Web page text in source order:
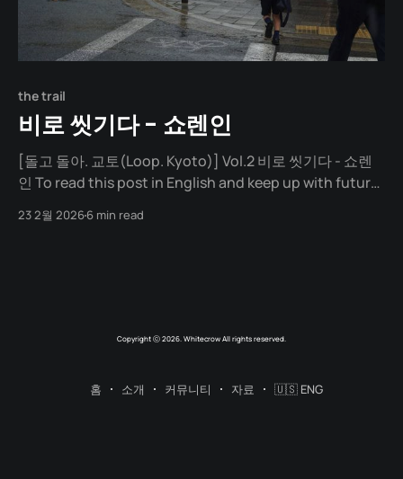
the trail
비로 씻기다 - 쇼렌인
[돌고 돌아. 교토(Loop. Kyoto)] Vol.2 비로 씻기다 - 쇼렌
인 To read this post in English and keep up with future
비가 온다. 해가 뜨지 않는 회색빛 교토. 어제 너무 생각이 많
23 2월 20266 min read
Copyright ⓒ 2026. Whitecrow All rights reserved.
홈 소개 커뮤니티 자료 🇺🇸 ENG